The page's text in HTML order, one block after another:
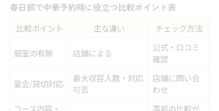
春日部で中華個室を選ぶ際の注目ポイント
家族やグループで使える個室中華の魅力
個室利用の中華予約に役立つ豆知識
春日部中華の個室タイプ別おすすめ活用法
食べ放題中華を予約する際の注意点
春日部で中華予約時に役立つ比較ポイント表
比較ポイント 主な違い チェック方法
個室の有無 店舗による
公式・口コミ
確認
宴会/貸切対応
最大収容人数・対応
可否
店舗に問い合
わせ
コース内容・
事前の比較が